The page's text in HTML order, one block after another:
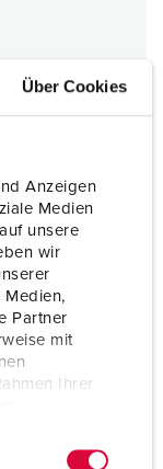
Über Cookies
Anzeigen
Medien
unsere
wir
Medien,
Partner
mit
Ihrer